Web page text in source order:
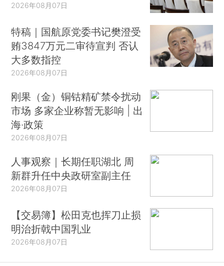
2026年08月07日
特稿｜国航原党委书记樊澄受
贿3847万元二审待宣判 否认
大多数指控
2026年08月07日
刚果（金）铜钴精矿禁令扰动
市场 多家企业称暂无影响 | 出
海·政策
2026年08月07日
人事观察｜长期任职湖北 周
新群升任中央政研室副主任
2026年08月07日
【交易簿】松田克也挥刀止损
明治折戟中国乳业
2026年08月07日